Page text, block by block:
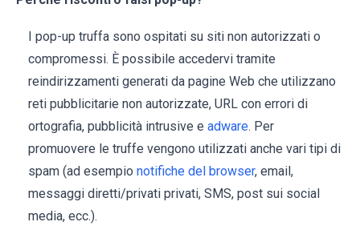
I pop-up truffa sono ospitati su siti non autorizzati o
compromessi. È possibile accedervi tramite
reindirizzamenti generati da pagine Web che utilizzano
reti pubblicitarie non autorizzate, URL con errori di
ortografia, pubblicità intrusive e adware. Per
promuovere le truffe vengono utilizzati anche vari tipi di
spam (ad esempio notifiche del browser, email,
messaggi diretti/privati privati, SMS, post sui social
media, ecc.).